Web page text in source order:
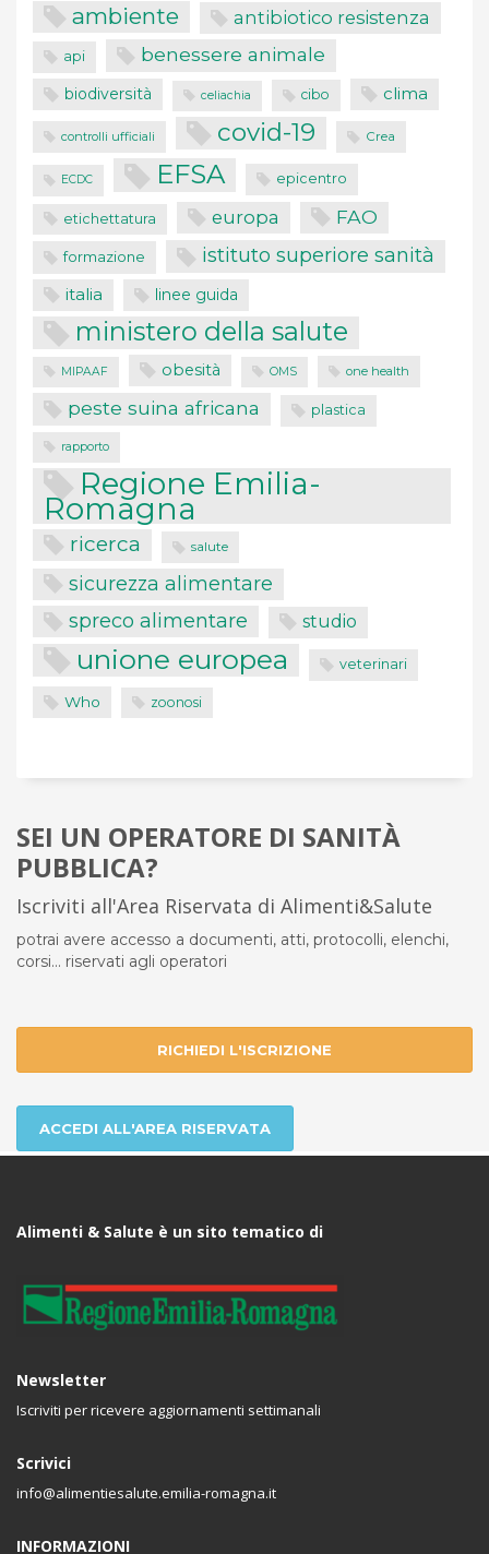
ambiente antibiotico resistenza
api benessere animale
biodiversità celiachia cibo clima
controlli ufficiali covid-19 Crea
ECDC EFSA epicentro
etichettatura europa FAO
formazione istituto superiore sanità
italia linee guida
ministero della salute
MIPAAF obesità OMS one health
peste suina africana plastica
rapporto
Regione Emilia-
Romagna
ricerca salute
sicurezza alimentare
spreco alimentare studio
unione europea veterinari
Who zoonosi
SEI UN OPERATORE DI SANITÀ
PUBBLICA?
Iscriviti all'Area Riservata di Alimenti&Salute
potrai avere accesso a documenti, atti, protocolli, elenchi,
corsi... riservati agli operatori
RICHIEDI L'ISCRIZIONE
ACCEDI ALL'AREA RISERVATA
Alimenti & Salute è un sito tematico di
Newsletter
Iscriviti per ricevere aggiornamenti settimanali
Scrivici
info@alimentiesalute.emilia-romagna.it
INFORMAZIONI